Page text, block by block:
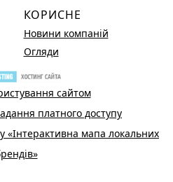
КОРИСНЕ
Новини компаній
Огляди
сайтом
платного доступу
«Інтерактивна мапа локальних